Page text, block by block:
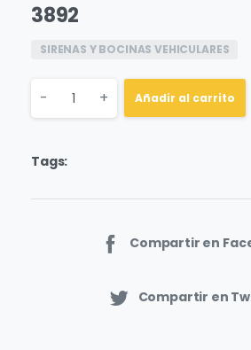
3892
SIRENAS Y BOCINAS VEHICULARES
Quantity
- + Añadir al carrito
Tags:
Compartir en
Compartir en